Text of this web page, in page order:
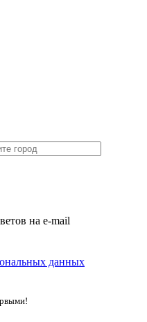
на e-mail
данных